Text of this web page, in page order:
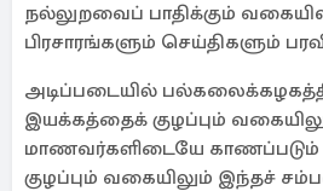
நல்லுறவைப் பாதிக்கும்
பிரசாரங்களும் செய்திகளும்
அடிப்படையில்
இயக்கத்தைக் குழப்பும்
மாணவர்களிடையே காணப்படும்
குழப்பும் வகையிலும் இந்தச்